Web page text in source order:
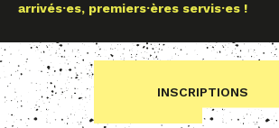
arrivés·es, premiers·ères servis·es !
INSCRIPTIONS